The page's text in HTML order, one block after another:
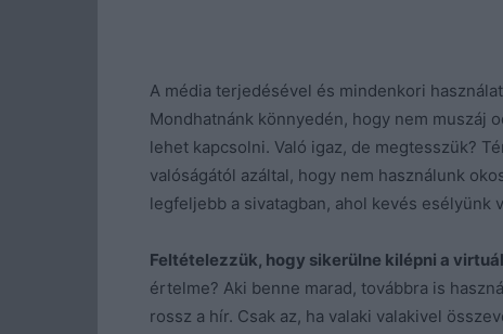
A média terjedésével és mindenkori
Mondhatnánk könnyedén, hogy nem muszáj
lehet kapcsolni. Való igaz, de megtesszük?
valóságától azáltal, hogy nem használunk
legfeljebb a sivatagban, ahol kevés esélyünk
Feltételezzük, hogy sikerülne kilépni a
értelme? Aki benne marad, továbbra is
rossz a hír. Csak az, ha valaki valakivel